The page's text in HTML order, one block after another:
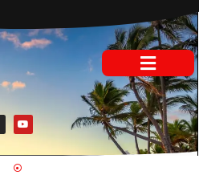
Y
o
u
u
b